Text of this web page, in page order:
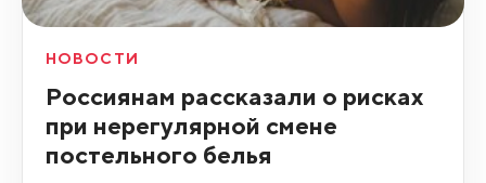
НОВОСТИ
Россиянам рассказали о рисках
при нерегулярной смене
постельного белья